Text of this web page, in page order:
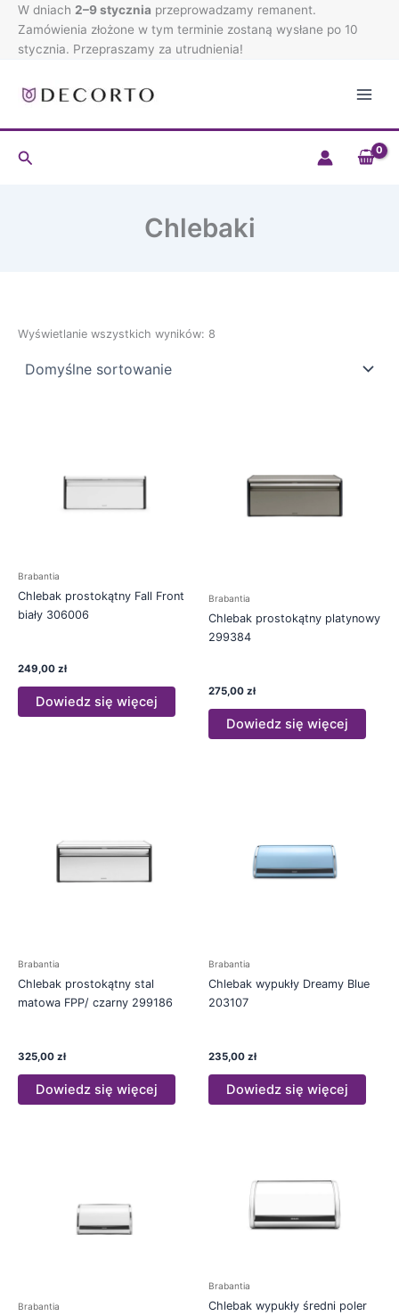
Przejdź
treści
W dniach 2–9 stycznia przeprowadzamy remanent.
Zamówienia złożone w tym terminie zostaną wysłane po 10
stycznia. Przepraszamy za utrudnienia!
Szukaj
Chlebaki
Wyświetlanie wszystkich wyników: 8
Brabantia
Chlebak prostokątny Fall Front
biały 306006
249,00 zł
Dowiedz się więcej
Brabantia
Chlebak prostokątny platynowy
299384
275,00 zł
Dowiedz się więcej
Brabantia
Chlebak prostokątny stal
matowa FPP/ czarny 299186
325,00 zł
Dowiedz się więcej
Brabantia
Chlebak wypukły Dreamy Blue
203107
235,00 zł
Dowiedz się więcej
Brabantia
Brabantia
Chlebak wypukły średni poler